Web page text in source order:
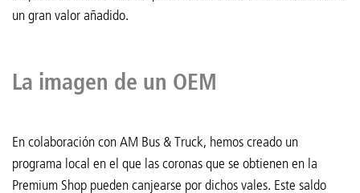
un gran valor añadido.
La imagen de un OEM
En colaboración con AM Bus & Truck, hemos creado un
programa local en el que las coronas que se obtienen en la
Premium Shop pueden canjearse por dichos vales. Este saldo